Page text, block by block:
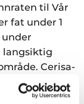
til Vår
fat under 1
langsiktig
Cerisa-
for
hurtig